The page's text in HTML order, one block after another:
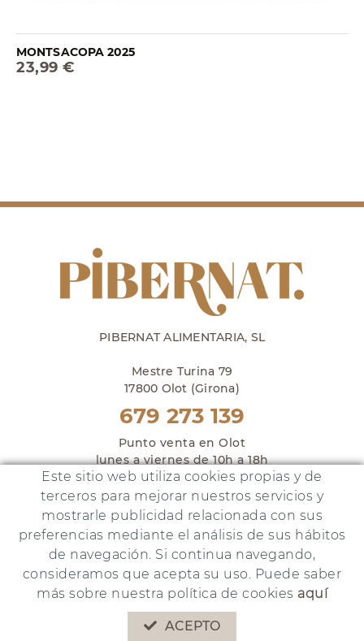
MONTSACOPA 2025
23,99 €
PIBERNAT ALIMENTARIA, SL
Mestre Turina 79
17800 Olot (Girona)
679 273 139
Punto venta en Olot
lunes a viernes de 10h a 18h
y sábados de 10h a 14h
Este proyecto ha sido financiado por:
POLÍTICA DE COOKIES AVISO LEGAL
POLÍTICA DE PRIVACIDAD
DISTRIBUIDO POR:MICROLÒGIC, SLU
Este sitio web utiliza cookies propias y de
terceros para mejorar nuestros servicios y
mostrarle publicidad relacionada con sus
preferencias mediante el análisis de sus hábitos
de navegación. Si continua navegando,
consideramos que acepta su uso. Puede saber
más sobre nuestra política de cookies aquí
ACEPTO